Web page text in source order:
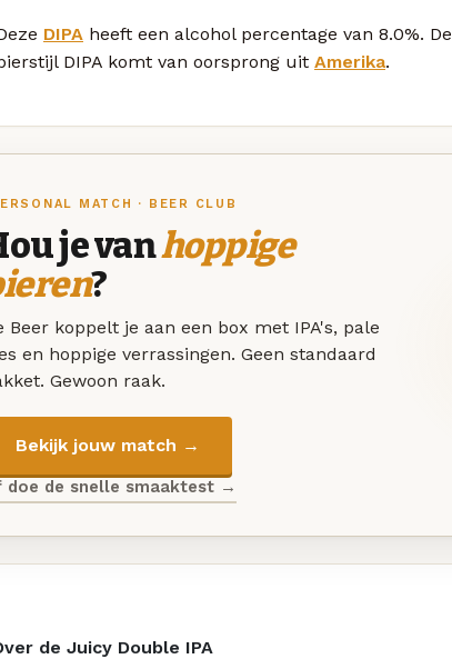
DIPA heeft een alcohol percentage van 8.0%. De
DIPA komt van oorsprong uit Amerika.
MATCH · BEER CLUB
je vanhoppige
?
Beer koppelt je aan een box met IPA's, pale
en hoppige verrassingen. Geen standaard
Gewoon raak.
Bekijk jouw match →
doe de snelle smaaktest →
de Juicy Double IPA